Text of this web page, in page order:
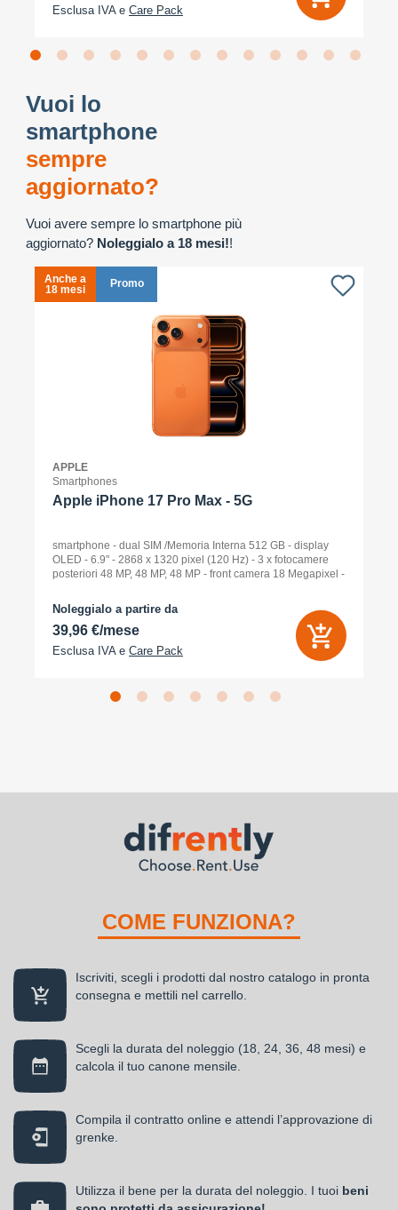
Esclusa IVA e Care Pack
Vuoi lo
smartphone
sempre
aggiornato?
Vuoi avere sempre lo smartphone più
aggiornato? Noleggialo a 18 mesi!!
Anche a
18 mesi
Promo
APPLE
Smartphones
Apple iPhone 17 Pro Max - 5G
smartphone - dual SIM /Memoria Interna 512 GB - display
OLED - 6.9" - 2868 x 1320 pixel (120 Hz) - 3 x fotocamere
posteriori 48 MP, 48 MP, 48 MP - front camera 18 Megapixel -
Noleggialo a partire da
39,96 €/mese
Esclusa IVA e Care Pack
COME FUNZIONA?
Iscriviti, scegli i prodotti dal nostro catalogo in pronta
consegna e mettili nel carrello.
Scegli la durata del noleggio (18, 24, 36, 48 mesi) e
calcola il tuo canone mensile.
Compila il contratto online e attendi l’approvazione di
grenke.
Utilizza il bene per la durata del noleggio. I tuoi beni